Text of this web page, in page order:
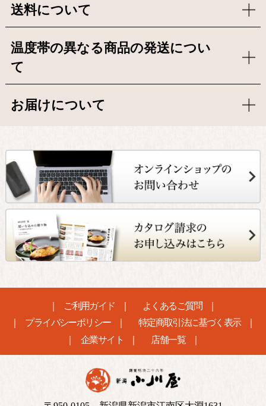
送料について
温度帯の異なる商品の発送につい
て
お届けについて
ご利用ガイド
よくあるご質問
プライバシーポリシー
特定商取引法に基づく表示
企業サイト
店舗一覧